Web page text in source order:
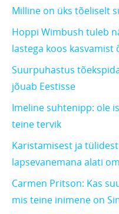
Milline on üks tõeliselt
Hoppi Wimbush tuleb
lastega koos kasvamist
Suurpuhastus
jõuab Eestisse
Imeline suhtenipp: ole
teine tervik
Karistamisest ja
lapsevanemana alati
Carmen Pritson: Kas
mis teine inimene on